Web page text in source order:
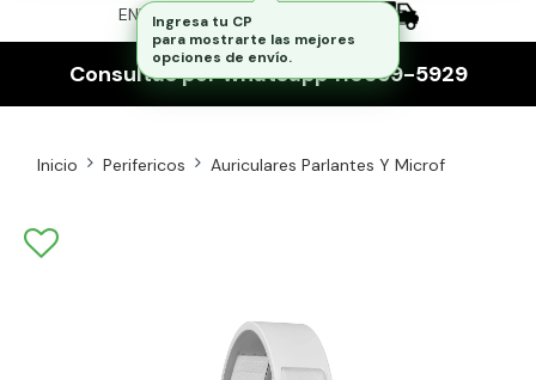
ENVÍO GRATIS A TODO EL PAÍS
Consultas por whatsapp 116559-5929
Inicio Perifericos Auriculares Parlantes Y Microf
Ingresa tu CP
para mostrarte las mejores
opciones de envío.